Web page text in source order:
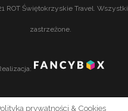
ROT Świętokrzyskie Travel.
zastrzeżone.
prywatności & Cookies